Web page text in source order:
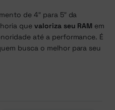
de 4″ para 5″ da
que valoriza seu RAM em
até a performance. É
busca o melhor para seu